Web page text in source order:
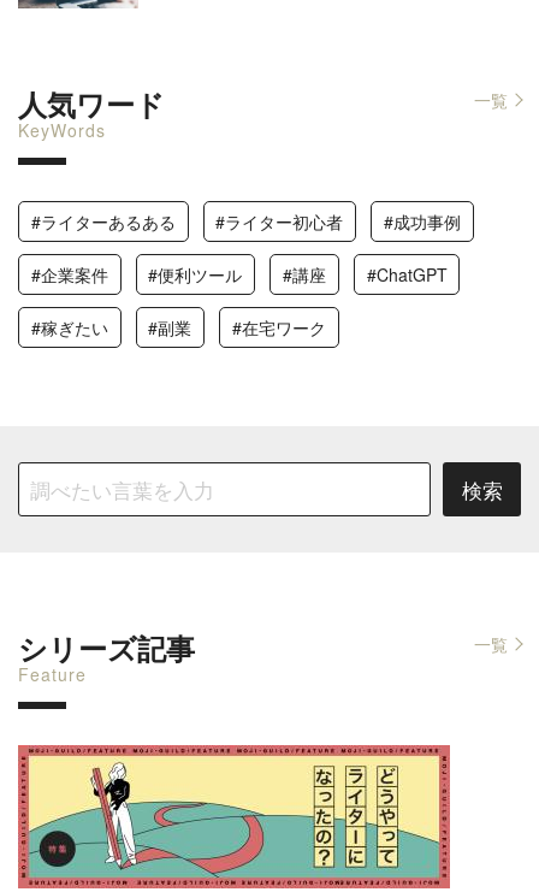
人気ワード
KeyWords
一覧
#ライターあるある #ライター初心者 #成功事例
#企業案件 #便利ツール #講座 #ChatGPT
#稼ぎたい #副業 #在宅ワーク
シリーズ記事
Feature
一覧